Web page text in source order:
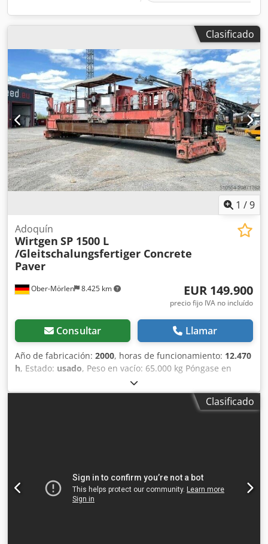
Clasificado
1 /9
Ober-Mörlen 8.425 km
Adoquín
Wirtgen SP 1500 L
/Gleitschalungsfertiger Concrete
Paver
EUR 149.900
precio fijo IVA no incluído
Consultar Llamar
Año de fabricación: 2000, horas de funcionamiento: 12.470
h, Estado: usado, Peso en vacío: 65.000 kg Póngase en
contacto con Emal Jaweed para obtener más información.
Wirtgen SP 1500 L Pavimentadora de encofrado deslizante
/ Concrete paver, Año de fabricación: 2000, Horas de
velocidad de traslación hasta 25 m/min, sistema DBI
(equipo de inserción de varillas), en buen estado de
funcionamiento, Ofrecemos desmontaje y montaje de la
Clasificado